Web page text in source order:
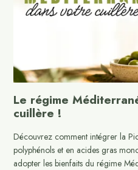
Le régime
cuillère !
Découvrez comment intégrer la
polyphénols et en acides gras
adopter les bienfaits du régime